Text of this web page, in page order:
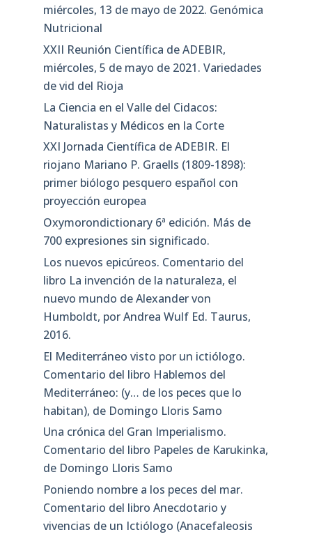
miércoles, 13 de mayo de 2022. Genómica
Nutricional
XXII Reunión Científica de ADEBIR,
miércoles, 5 de mayo de 2021. Variedades
de vid del Rioja
La Ciencia en el Valle del Cidacos:
Naturalistas y Médicos en la Corte
XXI Jornada Científica de ADEBIR. El
riojano Mariano P. Graells (1809-1898):
primer biólogo pesquero español con
proyección europea
Oxymorondictionary 6ª edición. Más de
700 expresiones sin significado.
Los nuevos epicúreos. Comentario del
libro La invención de la naturaleza, el
nuevo mundo de Alexander von
Humboldt, por Andrea Wulf Ed. Taurus,
2016.
El Mediterráneo visto por un ictiólogo.
Comentario del libro Hablemos del
Mediterráneo: (y… de los peces que lo
habitan), de Domingo Lloris Samo
Una crónica del Gran Imperialismo.
Comentario del libro Papeles de Karukinka,
de Domingo Lloris Samo
Poniendo nombre a los peces del mar.
Comentario del libro Anecdotario y
vivencias de un Ictiólogo (Anacefaleosis